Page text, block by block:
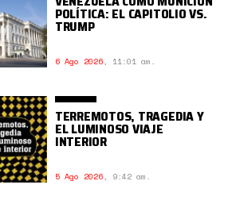
POLÍTICA: EL CAPITOLIO VS.
TRUMP
6 Ago 2026, 11:01 am.
TERREMOTOS, TRAGEDIA Y
EL LUMINOSO VIAJE
INTERIOR
5 Ago 2026, 9:42 am.